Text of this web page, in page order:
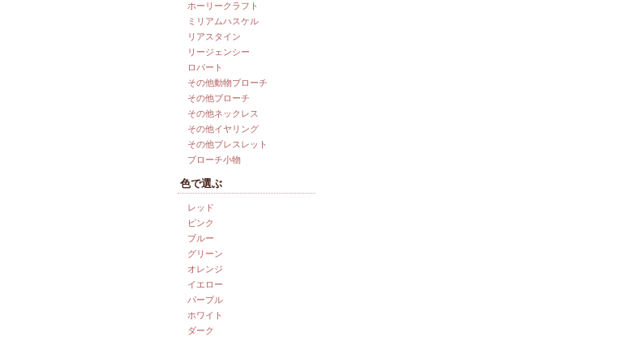
ホーリークラフト
ミリアムハスケル
リアスタイン
リージェンシー
ロバート
その他動物ブローチ
その他ブローチ
その他ネックレス
その他イヤリング
その他ブレスレット
ブローチ小物
色で選ぶ
レッド
ピンク
ブルー
グリーン
オレンジ
イエロー
パープル
ホワイト
ダーク